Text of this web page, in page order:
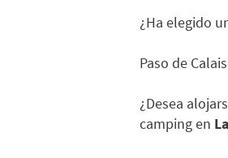
¿Ha elegido
Paso de
¿Desea
camping en